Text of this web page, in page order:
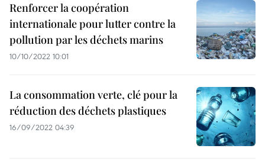
Renforcer la coopération
internationale pour lutter contre la
pollution par les déchets marins
10/10/2022 10:01
La consommation verte, clé pour la
réduction des déchets plastiques
16/09/2022 04:39